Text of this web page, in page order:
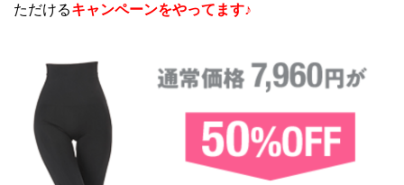
ただけるキャンペーンをやってます♪